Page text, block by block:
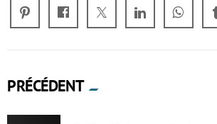
PRÉCÉDENT